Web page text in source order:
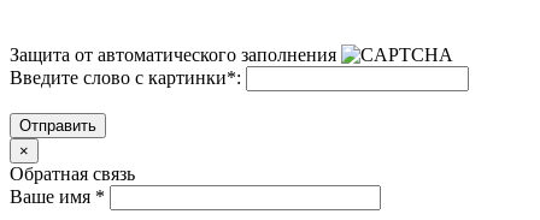
Защита от автоматического заполнения
Введите слово с картинки*:
Отправить
×
Обратная связь
Ваше имя *